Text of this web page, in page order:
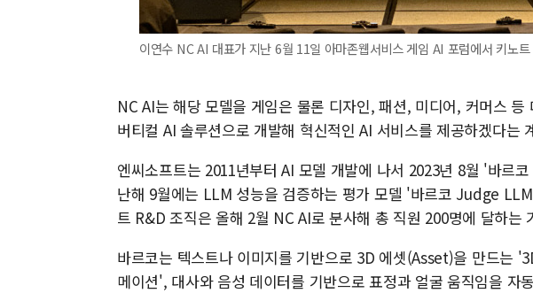
이연수 NC AI 대표가 지난 6월 11일 아마존웹서비스 게임 AI 포럼에서 키노
NC AI는 해당 모델을 게임은 물론 디자인, 패션, 미디어, 커머스
버티컬 AI 솔루션으로 개발해 혁신적인 AI 서비스를 제공하겠다는
엔씨소프트는 2011년부터 AI 모델 개발에 나서 2023년 8월 '바르
난해 9월에는 LLM 성능을 검증하는 평가 모델 '바르코 Judge
트 R&D 조직은 올해 2월 NC AI로 분사해 총 직원 200명에 달하는
바르코는 텍스트나 이미지를 기반으로 3D 에셋(Asset)을 만드는
메이션', 대사와 음성 데이터를 기반으로 표정과 얼굴 움직임을 자